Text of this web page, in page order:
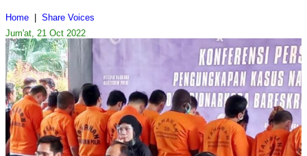
Home
Share Voices
Jum'at, 21 Oct 2022